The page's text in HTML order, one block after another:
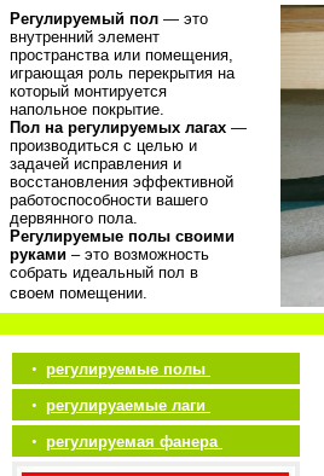
Регулируемый пол — это
внутренний элемент
пространства или помещения,
играющая роль перекрытия на
который монтируется
напольное покрытие.
Пол на регулируемых лагах —
производиться с целью и
задачей исправления и
восстановления эффективной
работоспособности вашего
дервянного пола.
Регулируемые полы своими
руками – это возможность
собрать идеальный пол в
своем помещении.
• регулируемые полы
• регулируаемые лаги
• регулируемая фанера